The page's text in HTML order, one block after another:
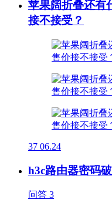
苹果阔折叠还有
接不接受？
37 06.24
h3c路由器密码
问答 3